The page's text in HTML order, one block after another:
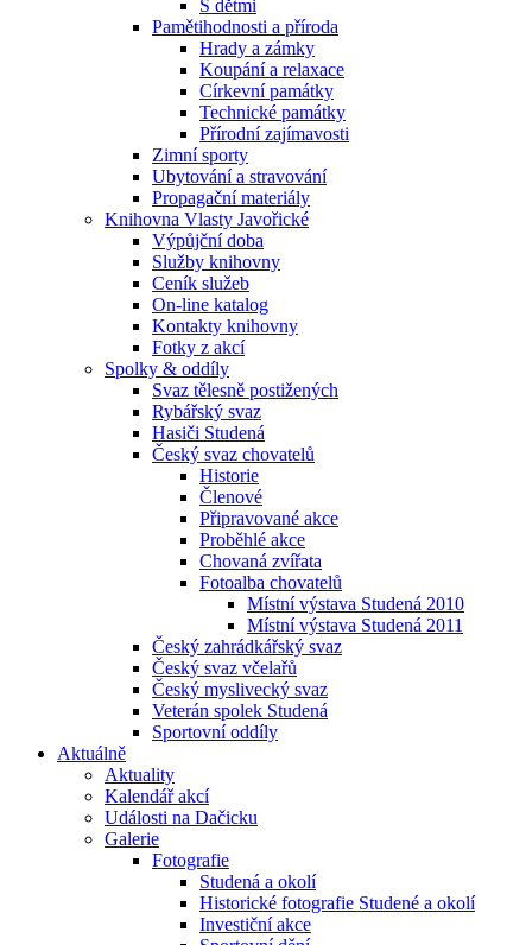
S dětmi
Pamětihodnosti a příroda
Hrady a zámky
Koupání a relaxace
Církevní památky
Technické památky
Přírodní zajímavosti
Zimní sporty
Ubytování a stravování
Propagační materiály
Knihovna Vlasty Javořické
Výpůjční doba
Služby knihovny
Ceník služeb
On-line katalog
Kontakty knihovny
Fotky z akcí
Spolky & oddíly
Svaz tělesně postižených
Rybářský svaz
Hasiči Studená
Český svaz chovatelů
Historie
Členové
Připravované akce
Proběhlé akce
Chovaná zvířata
Fotoalba chovatelů
Místní výstava Studená 2010
Místní výstava Studená 2011
Český zahrádkářský svaz
Český svaz včelařů
Český myslivecký svaz
Veterán spolek Studená
Sportovní oddíly
Aktuálně
Aktuality
Kalendář akcí
Události na Dačicku
Galerie
Fotografie
Studená a okolí
Historické fotografie Studené a okolí
Investiční akce